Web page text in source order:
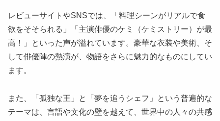
レビューサイトやSNSでは、「料理シーンがリアルで食
欲をそそられる」「主演俳優のケミ（ケミストリー）が最
高！」といった声が溢れています。豪華な衣装や美術、そ
して俳優陣の熱演が、物語をさらに魅力的なものにしてい
ます。
また、「孤独な王」と「夢を追うシェフ」という普遍的な
テーマは、言語や文化の壁を越えて、世界中の人々の共感